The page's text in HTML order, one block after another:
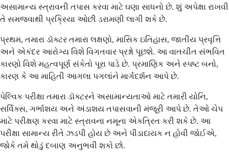
અસામાન્ય સ્ત્રાવની તપાસ કરવા માટે ઘણા સાધનો છે. શું અપેક્ષા રાખવી
તે સમજવાથી પ્રક્રિયા ઓછી ડરામણી લાગી શકે છે.
પ્રથમ, તમારા ડૉક્ટર તમારા લક્ષણો, માસિક ઇતિહાસ, જાતીય પ્રવૃત્તિ
અને એકંદર આરોગ્ય વિશે વિગતવાર પ્રશ્નો પૂછશે. આ વાતચીત સંભવિત
કારણો વિશે મહત્વપૂર્ણ સંકેતો પૂરા પાડે છે. પ્રમાણિક અને સ્પષ્ટ બનો,
કારણ કે આ માહિતી આગલા પગલાંને માર્ગદર્શન આપે છે.
પેલ્વિક પરીક્ષા તમારા ડૉક્ટરને અસામાન્યતાઓ માટે તમારી યોનિ,
સર્વિક્સ, ગર્ભાશય અને અંડાશય તપાસવાની મંજૂરી આપે છે. તેઓ ચેપ
માટે પરીક્ષણ કરવા માટે સ્ત્રાવના નમૂના એકત્રિત કરી શકે છે. આ
પરીક્ષા સામાન્ય રીતે ઝડપી હોય છે અને પીડાદાયક ન હોવી જોઈએ,
જોકે તમે થોડું દબાણ અનુભવી શકો છો.